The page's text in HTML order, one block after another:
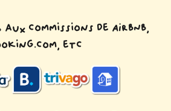
commissions de AIRBNB,
etc